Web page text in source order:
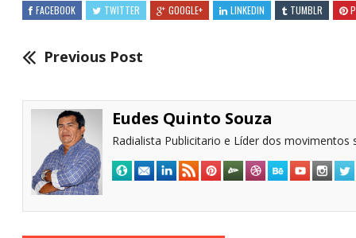
FACEBOOK TWITTER GOOGLE+ LINKEDIN TUMBLR
Previous Post
Eudes Quinto Souza
Radialista Publicitario e Líder dos movimentos